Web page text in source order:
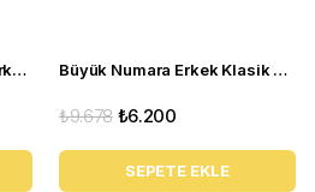
Büyük Numara Üst Kalite Erkek Ayakkabı - ALP76 Lacivert Açma Büyük Numara Erkek Klasik Ayakkabı - Tr1071 Kahverengi
₺6.200
₺9.678
SEPETE EKLE